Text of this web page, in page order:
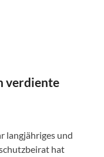
verdiente
langjähriges und
hat